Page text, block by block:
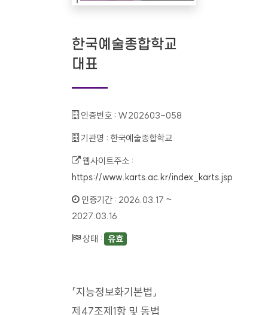
한국예술종합학교
대표
인증번호 : W202603-058
기관명 : 한국예술종합학교
웹사이트주소 :
https://www.karts.ac.kr/index_karts.jsp
인증기간 : 2026.03.17 ~
2027.03.16
상태 : 유효
「지능정보화기본법」
제47조제1항 및 동법